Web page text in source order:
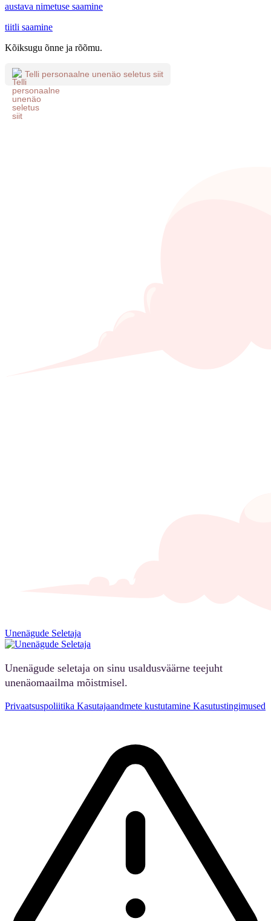
austava nimetuse saamine
tiitli saamine
Kõiksugu õnne ja rõõmu.
Telli personaalne unenäo seletus siit
Unenägude Seletaja
Unenägude seletaja on sinu usaldusväärne teejuht
unenäomaailma mõistmisel.
Privaatsuspoliitika Kasutajaandmete kustutamine Kasutustingimused